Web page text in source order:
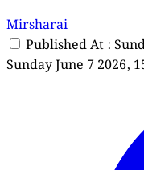
Mirsharai
Published At :
Sunday June 7 2026,